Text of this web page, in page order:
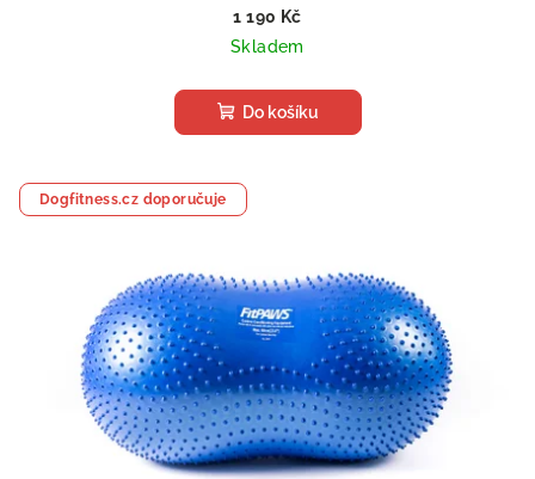
1 190 Kč
Skladem
Do košíku
Dogfitness.cz doporučuje